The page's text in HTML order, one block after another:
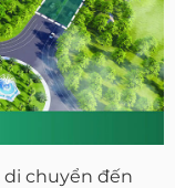
di chuyển đến